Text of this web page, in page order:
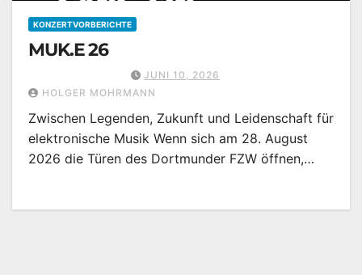
KONZERTVORBERICHTE
MUK.E 26
JUNI 10, 2026
HOLGER MOHRMANN
Zwischen Legenden, Zukunft und Leidenschaft für
elektronische Musik Wenn sich am 28. August
2026 die Türen des Dortmunder FZW öffnen,…